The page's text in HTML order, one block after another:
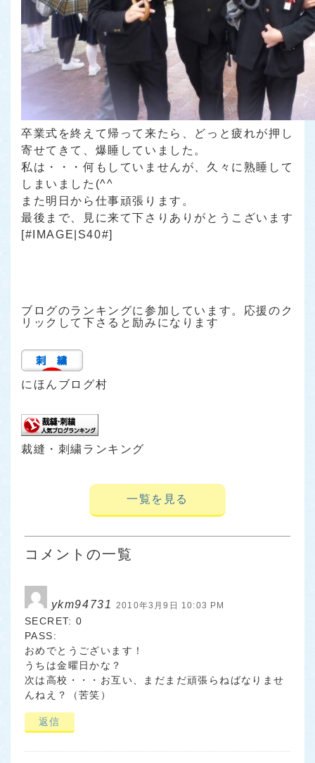
卒業式を終えて帰って来たら、どっと疲れが押し
寄せてきて、爆睡していました。
私は・・・何もしていませんが、久々に熟睡して
しまいました(^^ゞ
また明日から仕事頑張ります。
最後まで、見に来て下さりありがとうこざいます
[#IMAGE|S40#]
ブログのランキングに参加しています。応援のク
リックして下さると励みになります
にほんブログ村
裁縫・刺繍ランキング
一覧を見る
コメントの一覧
ykm94731 2010年3月9日 10:03 PM
SECRET: 0
PASS:
おめでとうございます！
うちは金曜日かな？
次は高校・・・お互い、まだまだ頑張らねばなりませ
んねえ？（苦笑）
返信